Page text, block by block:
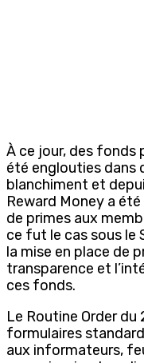
À ce jour, des fonds
été englouties dans
blanchiment et
Reward Money a
de primes aux
ce fut le cas sous le
la mise en place de
transparence et
ces fonds.
Le Routine Order
formulaires
aux informateurs,